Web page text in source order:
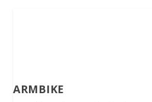
ARMBIKE